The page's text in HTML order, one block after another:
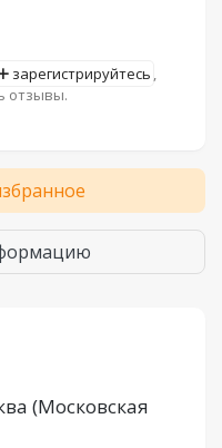
зарегистрируйтесь ,
отзывы.
(Московская